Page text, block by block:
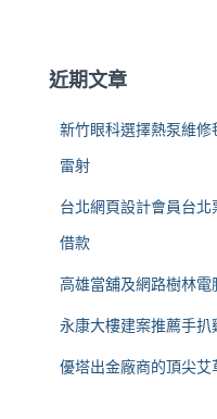
:近期文章
新竹眼科選擇熱泵維
雷射
台北網頁設計會員台
借款
高雄當舖及網路樹林
永康大樓建案推薦手
優塔出金廠商的頂尖